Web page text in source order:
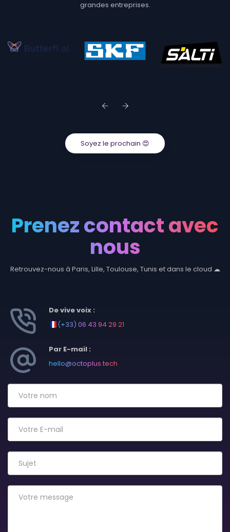
grandes entreprises.
Soyez le prochain 😍
Prenez contact avec
nous
Retrouvez-nous à Paris, Lille, Toulouse, Tunis et dans le cloud ☁
De vive voix :
(+33) 06 43 94 29 21
Par E-mail :
hello@octoplus.tech